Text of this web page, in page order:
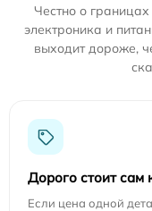
Честно о
электроника и
выходит дороже,
Дорого стоит сам
Если цена одной